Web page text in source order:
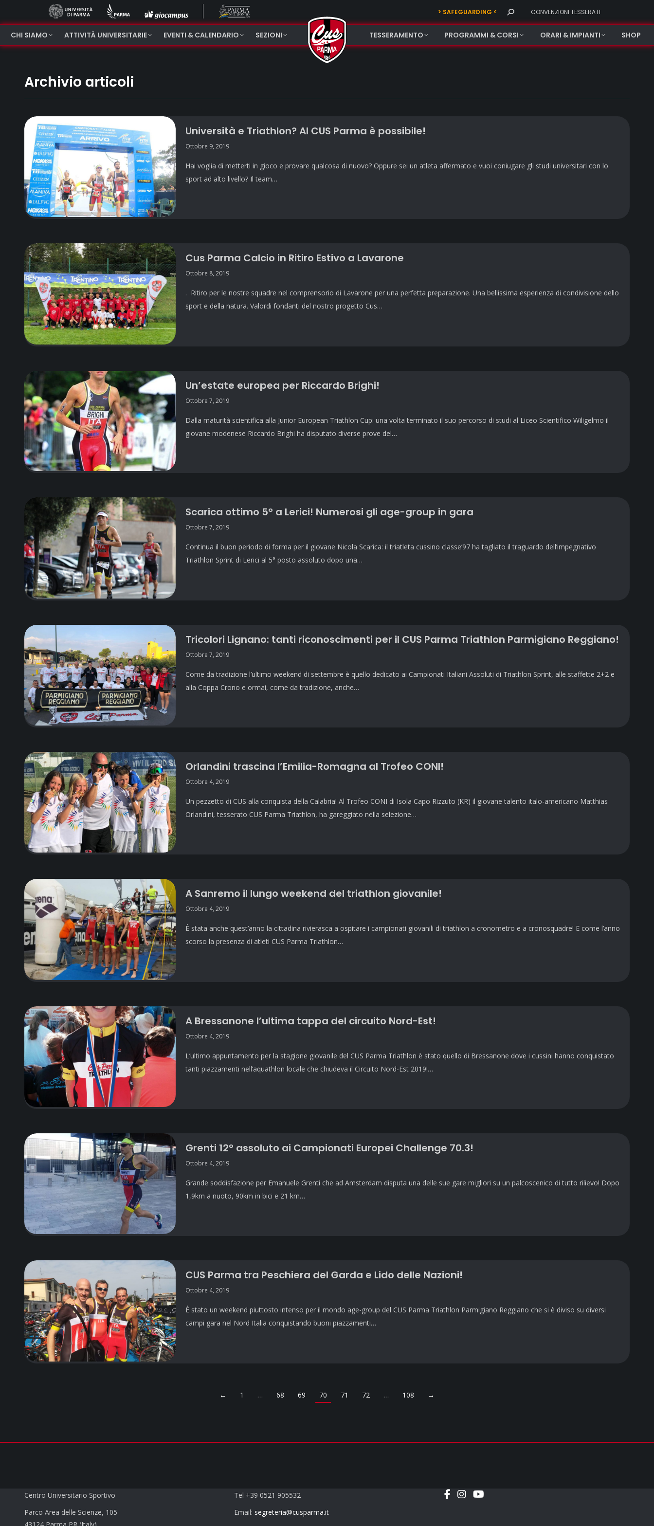
> SAFEGUARDING < Search: CONVENZIONI TESSERATI
CHI SIAMO ATTIVITÀ UNIVERSITARIE EVENTI & CALENDARIO SEZIONI TESSERAMENTO PROGRAMMI & CORSI ORARI & IMPIANTI SHOP
Archivio articoli
Università e Triathlon? Al CUS Parma è possibile!
Ottobre 9, 2019
Hai voglia di metterti in gioco e provare qualcosa di nuovo? Oppure sei un atleta affermato e vuoi coniugare gli studi universitari con lo
sport ad alto livello? Il team…
Cus Parma Calcio in Ritiro Estivo a Lavarone
Ottobre 8, 2019
. Ritiro per le nostre squadre nel comprensorio di Lavarone per una perfetta preparazione. Una bellissima esperienza di condivisione dello
sport e della natura. Valordi fondanti del nostro progetto Cus…
Un’estate europea per Riccardo Brighi!
Ottobre 7, 2019
Dalla maturità scientifica alla Junior European Triathlon Cup: una volta terminato il suo percorso di studi al Liceo Scientifico Wiligelmo il
giovane modenese Riccardo Brighi ha disputato diverse prove del…
Scarica ottimo 5° a Lerici! Numerosi gli age-group in gara
Ottobre 7, 2019
Continua il buon periodo di forma per il giovane Nicola Scarica: il triatleta cussino classe’97 ha tagliato il traguardo dell’impegnativo
Triathlon Sprint di Lerici al 5° posto assoluto dopo una…
Tricolori Lignano: tanti riconoscimenti per il CUS Parma Triathlon Parmigiano Reggiano!
Ottobre 7, 2019
Come da tradizione l’ultimo weekend di settembre è quello dedicato ai Campionati Italiani Assoluti di Triathlon Sprint, alle staffette 2+2 e
alla Coppa Crono e ormai, come da tradizione, anche…
Orlandini trascina l’Emilia-Romagna al Trofeo CONI!
Ottobre 4, 2019
Un pezzetto di CUS alla conquista della Calabria! Al Trofeo CONI di Isola Capo Rizzuto (KR) il giovane talento italo-americano Matthias
Orlandini, tesserato CUS Parma Triathlon, ha gareggiato nella selezione…
A Sanremo il lungo weekend del triathlon giovanile!
Ottobre 4, 2019
È stata anche quest’anno la cittadina rivierasca a ospitare i campionati giovanili di triathlon a cronometro e a cronosquadre! E come l’anno
scorso la presenza di atleti CUS Parma Triathlon…
A Bressanone l’ultima tappa del circuito Nord-Est!
Ottobre 4, 2019
L’ultimo appuntamento per la stagione giovanile del CUS Parma Triathlon è stato quello di Bressanone dove i cussini hanno conquistato
tanti piazzamenti nell’aquathlon locale che chiudeva il Circuito Nord-Est 2019!…
Grenti 12° assoluto ai Campionati Europei Challenge 70.3!
Ottobre 4, 2019
Grande soddisfazione per Emanuele Grenti che ad Amsterdam disputa una delle sue gare migliori su un palcoscenico di tutto rilievo! Dopo
1,9km a nuoto, 90km in bici e 21 km…
CUS Parma tra Peschiera del Garda e Lido delle Nazioni!
Ottobre 4, 2019
È stato un weekend piuttosto intenso per il mondo age-group del CUS Parma Triathlon Parmigiano Reggiano che si è diviso su diversi
campi gara nel Nord Italia conquistando buoni piazzamenti…
← 1 … 68 69 70 71 72 … 108 →
Centro Universitario Sportivo
Parco Area delle Scienze, 105
Tel +39 0521 905532
Email: segreteria@cusparma.it